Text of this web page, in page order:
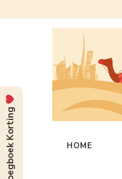
HOME
Vroegboek Korting